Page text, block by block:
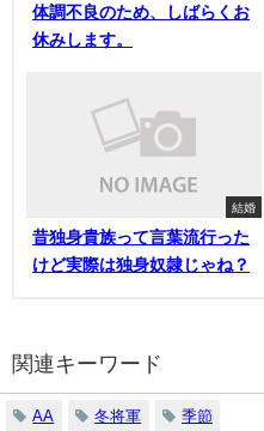
体調不良のため、しばらくお
休みします。
結婚
昔独身貴族って言葉流行った
けど実際は独身奴隷じゃね？
関連キーワード
AA 冬将軍 季節